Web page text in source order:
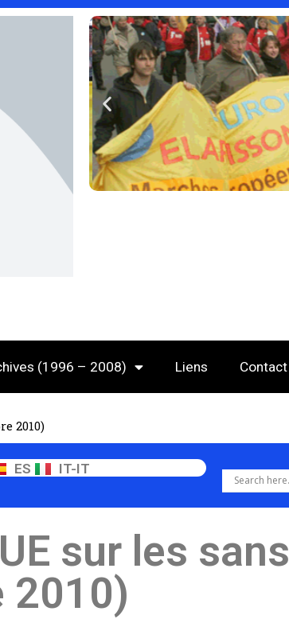
(1996 – 2008) Liens Contact
2010)
ES IT-IT
sur les sans
2010)